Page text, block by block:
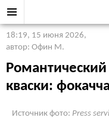
18:19, 15 июня 2026,
автор: Офин М.
Романтический
кваски:
Источник фото: Press